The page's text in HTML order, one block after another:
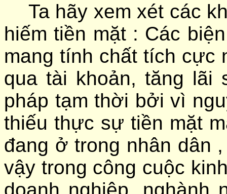
Ta hãy xem xét các
hiếm tiền mặt : Các
mang tính chất tích cực
qua tài khoản, tăng
pháp tạm thời bởi vì
thiếu thực sự tiền mặt
đang ở trong nhân dân
vậy trong công cuộc